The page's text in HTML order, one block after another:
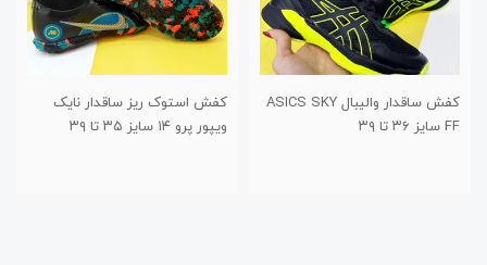
کفش استوک ریز ساقدار نایک
ویپور پرو ۱۴ سایز ۳۵ تا ۳۹
کفش استوک چمن طرح
برند تیزگام سایز ۳۰ تا ۳۴